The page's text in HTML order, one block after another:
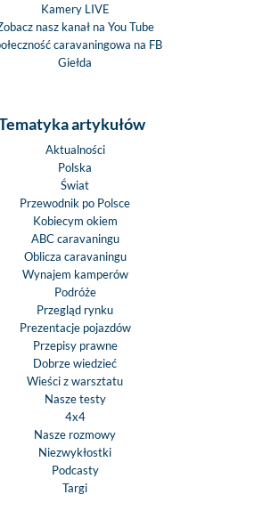
Kamery LIVE
nasz kanał na You Tube
caravaningowa na FB
Giełda
artykułów
Aktualności
Polska
Świat
Przewodnik po Polsce
Kobiecym okiem
ABC caravaningu
Oblicza caravaningu
Wynajem kamperów
Podróże
Przegląd rynku
Prezentacje pojazdów
Przepisy prawne
Dobrze wiedzieć
Wieści z warsztatu
Nasze testy
4x4
Nasze rozmowy
Niezwykłostki
Podcasty
Targi